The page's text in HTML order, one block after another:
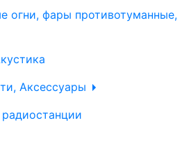
огни, фары противотуманные,
Аксессуары